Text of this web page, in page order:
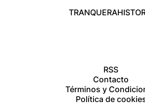
TRANQUERA
RSS
Contacto
Términos y
Política de